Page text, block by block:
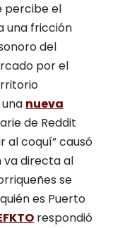
percibe el
una fricción
del
por el
nueva
de Reddit
al coquí” causó
va directa al
se
es Puerto
respondió